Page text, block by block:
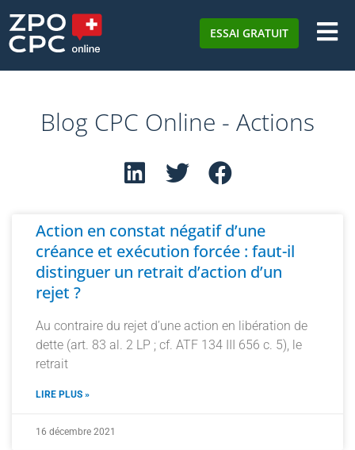
ESSAI GRATUIT
Blog CPC Online - Actions
Action en constat négatif d’une
créance et exécution forcée : faut-il
distinguer un retrait d’action d’un
rejet ?
Au contraire du rejet d’une action en libération de
dette (art. 83 al. 2 LP ; cf. ATF 134 III 656 c. 5), le
retrait
LIRE PLUS »
16 décembre 2021